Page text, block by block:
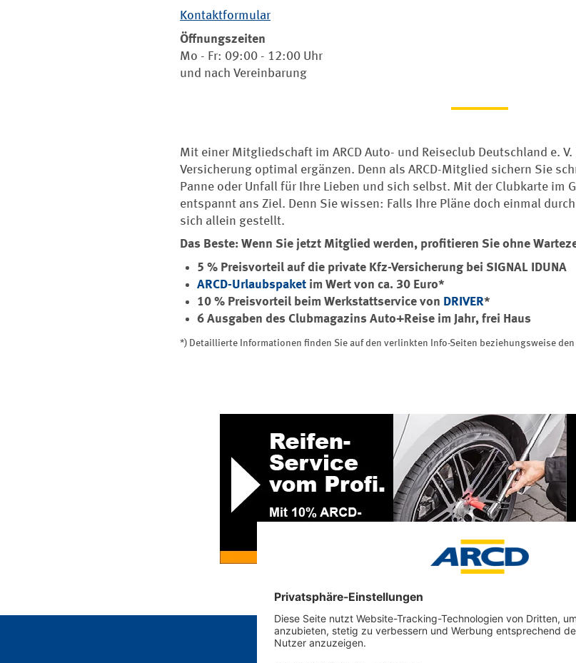
Kontaktformular
Öffnungszeiten
Mo - Fr: 09:00 - 12:00 Uhr
und nach Vereinbarung
Mit einer Mitgliedschaft im ARCD Auto- und Reiseclub Deutschland e.
Versicherung optimal ergänzen. Denn als ARCD-Mitglied sichern Sie
Panne oder Unfall für Ihre Lieben und sich selbst. Mit der Clubkarte im
entspannt ans Ziel. Denn Sie wissen: Falls Ihre Pläne doch einmal
sich allein gestellt.
Das Beste: Wenn Sie jetzt Mitglied werden, profitieren Sie ohne
5 % Preisvorteil auf die private Kfz-Versicherung bei SIGNAL IDUNA
ARCD-Urlaubspaket im Wert von ca. 30 Euro*
10 % Preisvorteil beim Werkstattservice von DRIVER*
6 Ausgaben des Clubmagazins Auto+Reise im Jahr, frei Haus
*) Detaillierte Informationen finden Sie auf den verlinkten Info-Seiten beziehungsweise den